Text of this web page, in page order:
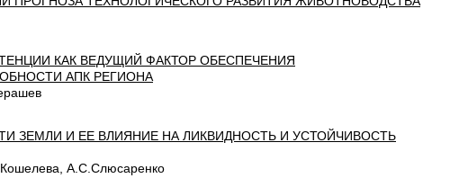
КАК ВЕДУЩИЙ ФАКТОР ОБЕСПЕЧЕНИЯ
АПК РЕГИОНА
ЗЕМЛИ И ЕЕ ВЛИЯНИЕ НА ЛИКВИДНОСТЬ И УСТОЙЧИВОСТЬ
А.С.Слюсаренко